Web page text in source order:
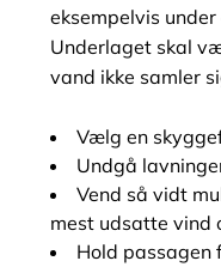
eksempelvis
Underlaget skal
vand ikke samler
Vælg en
Undgå
Vend så vidt
mest udsatte vind
Hold passagen